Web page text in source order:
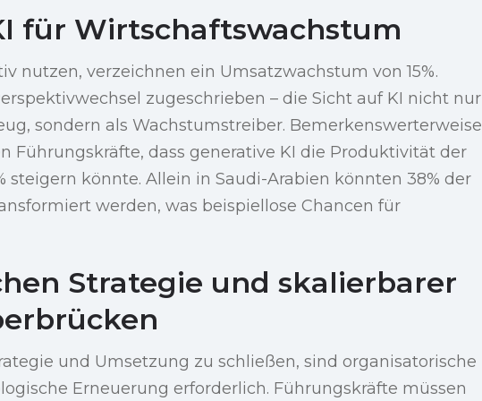
für Wirtschaftswachstum
nutzen, verzeichnen ein Umsatzwachstum von 15%.
zugeschrieben – die Sicht auf KI nicht nur
sondern als Wachstumstreiber. Bemerkenswerterweise
Führungskräfte, dass generative KI die Produktivität der
steigern könnte. Allein in Saudi-Arabien könnten 38% der
werden, was beispiellose Chancen für
Strategie und skalierbarer
und Umsetzung zu schließen, sind organisatorische
Erneuerung erforderlich. Führungskräfte müssen